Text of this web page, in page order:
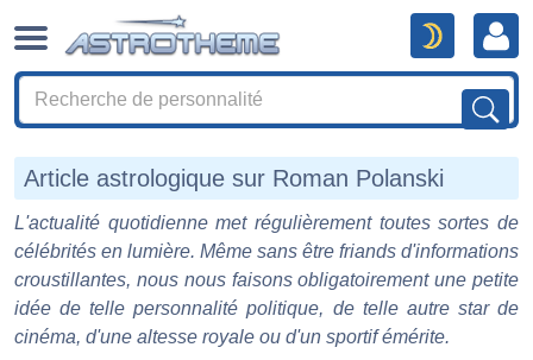
Article astrologique sur Roman Polanski
L'actualité quotidienne met régulièrement toutes sortes de
célébrités en lumière. Même sans être friands d'informations
croustillantes, nous nous faisons obligatoirement une petite
idée de telle personnalité politique, de telle autre star de
cinéma, d'une altesse royale ou d'un sportif émérite.